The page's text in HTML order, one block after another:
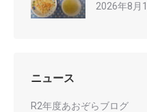
2026年8月
ニュース
R2年度あおぞらブログ